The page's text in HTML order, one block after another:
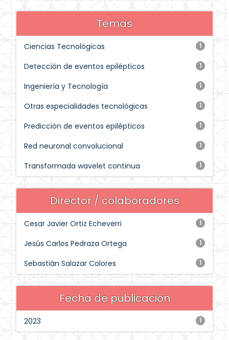
Temas
1
Ciencias Tecnológicas
1
Detección de eventos epilépticos
1
Ingeniería y Tecnología
1
Otras especialidades tecnológicas
1
Predicción de eventos epilépticos
1
Red neuronal convolucional
1
Transformada wavelet continua
Director / colaboradores
1
Cesar Javier Ortiz Echeverri
1
Jesús Carlos Pedraza Ortega
1
Sebastián Salazar Colores
Fecha de publicación
1
2023